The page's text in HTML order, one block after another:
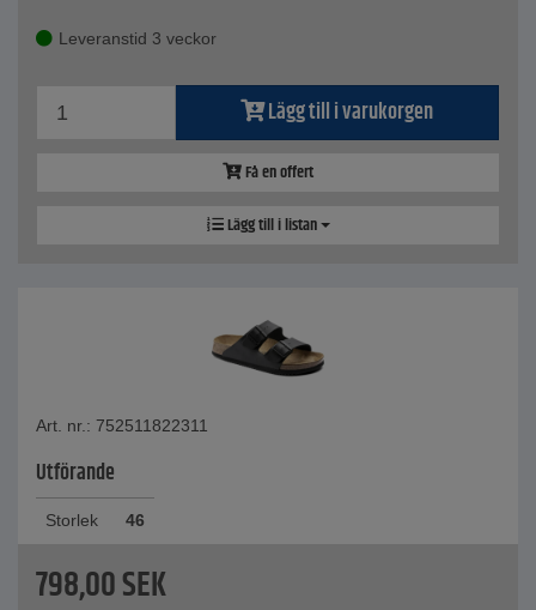
Leveranstid 3 veckor
Lägg till i varukorgen
Få en offert
Lägg till i listan
Art. nr.: 752511822311
Utförande
Storlek 46
798,00SEK